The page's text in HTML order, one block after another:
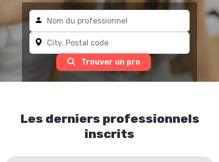
Trouver un pro
Les derniers professionnels
inscrits